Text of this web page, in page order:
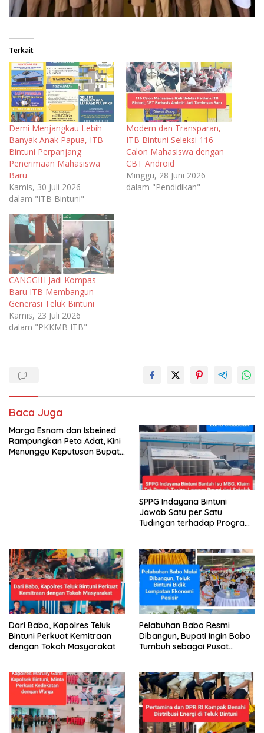
Terkait
Demi Menjangkau Lebih
Banyak Anak Papua, ITB
Bintuni Perpanjang
Penerimaan Mahasiswa
Baru
Kamis, 30 Juli 2026
dalam "ITB Bintuni"
Modern dan Transparan,
ITB Bintuni Seleksi 116
Calon Mahasiswa dengan
CBT Android
Minggu, 28 Juni 2026
dalam "Pendidikan"
CANGGIH Jadi Kompas
Baru ITB Membangun
Generasi Teluk Bintuni
Kamis, 23 Juli 2026
dalam "PKKMB ITB"
Baca Juga
Marga Esnam dan Isbeined
Rampungkan Peta Adat, Kini
Menunggu Keputusan Bupati
SPPG Indayana Bintuni
Jawab Satu per Satu
Tudingan terhadap Program
Dari Babo, Kapolres Teluk
Bintuni Perkuat Kemitraan
dengan Tokoh Masyarakat
Pelabuhan Babo Resmi
Dibangun, Bupati Ingin Babo
Tumbuh sebagai Pusat